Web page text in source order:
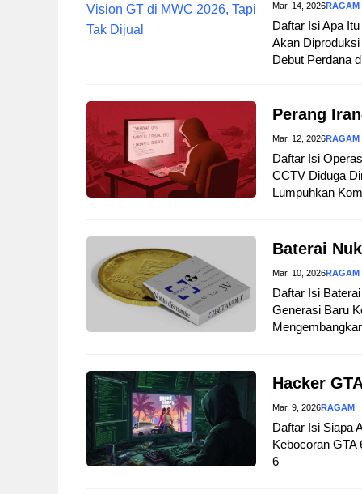
Mar. 14, 2026RAGAM
Daftar Isi Apa
Akan
Debut Perdana
Perang
Mar. 12, 2026RAGAM
Daftar Isi
CCTV Diduga
Lumpuhkan
Baterai
Mar. 10, 2026RAGAM
Daftar Isi
Generasi Baru
Hacker
Mar. 9, 2026RAGAM
Daftar Isi Siapa
Kebocoran GTA
6